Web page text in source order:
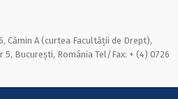
Cămin A (curtea Facultății de Drept),
5, București, România Tel/Fax: + (4) 0726